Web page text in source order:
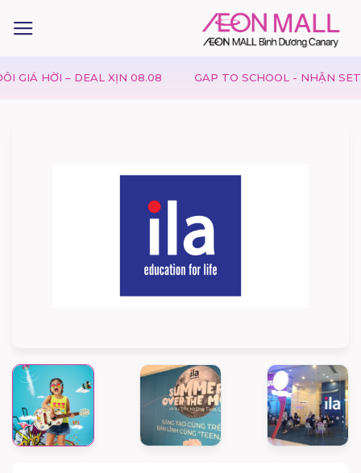
– DEAL XỊN 08.08 GAP TO SCHOOL - NHẬN SET TÔ